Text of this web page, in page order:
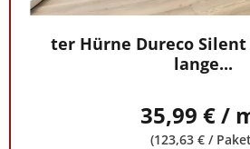
ter Hürne Dureco Silent
lange...
35,99 € /
(123,63 € /